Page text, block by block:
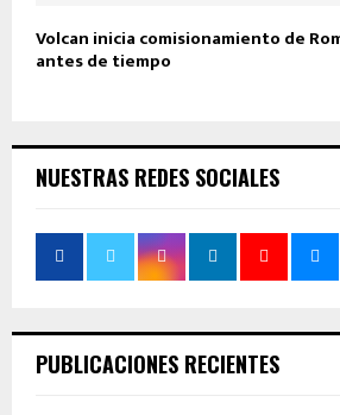
Volcan inicia comisionamiento de
antes de tiempo
NUESTRAS REDES SOCIALES
PUBLICACIONES RECIENTES